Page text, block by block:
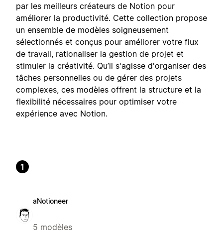
par les meilleurs créateurs de Notion pour
améliorer la productivité. Cette collection propose
un ensemble de modèles soigneusement
sélectionnés et conçus pour améliorer votre flux
de travail, rationaliser la gestion de projet et
stimuler la créativité. Qu’il s'agisse d'organiser des
tâches personnelles ou de gérer des projets
complexes, ces modèles offrent la structure et la
flexibilité nécessaires pour optimiser votre
expérience avec Notion.
1
aNotioneer
5 modèles